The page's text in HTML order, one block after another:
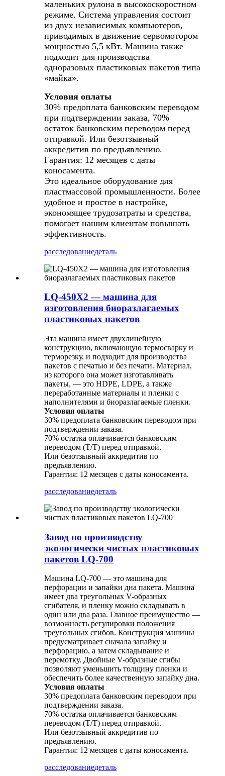
маленьких рулона в высокоскоростном
режиме. Система управления состоит
из двух независимых компьютеров,
приводимых в движение сервомотором
мощностью 5,5 кВт. Машина также
подходит для производства
одноразовых пластиковых пакетов типа
«майка».
Условия оплаты
30% предоплата банковским переводом
при подтверждении заказа, 70%
остаток банковским переводом перед
отправкой. Или безотзывный
аккредитив по предъявлению.
Гарантия: 12 месяцев с даты
коносамента.
Это идеальное оборудование для
пластмассовой промышленности. Более
удобное и простое в настройке,
экономящее трудозатраты и средства,
помогает нашим клиентам повышать
эффективность.
расследованиедеталь
LQ-450X2 — машина для
изготовления биоразлагаемых
пластиковых пакетов
Эта машина имеет двухлинейную
конструкцию, включающую термосварку и
терморезку, и подходит для производства
пакетов с печатью и без печати. ​​Материал,
из которого она может изготавливать
пакеты, — это HDPE, LDPE, а также
переработанные материалы и пленки с
наполнителями и биоразлагаемые пленки.
Условия оплаты
30% предоплата банковским переводом при
подтверждении заказа.
70% остатка оплачивается банковским
переводом (T/T) перед отправкой.
Или безотзывный аккредитив по
предъявлению.
Гарантия: 12 месяцев с даты коносамента.
расследованиедеталь
Завод по производству
экологически чистых пластиковых
пакетов LQ-700
Машина LQ-700 — это машина для
перфорации и запайки дна пакета. Машина
имеет два треугольных V-образных
сгибателя, и пленку можно складывать в
один или два раза. Главное преимущество —
возможность регулировки положения
треугольных сгибов. Конструкция машины
предусматривает сначала запайку и
перфорацию, а затем складывание и
перемотку. Двойные V-образные сгибы
позволяют уменьшить толщину пленки и
обеспечить более качественную запайку дна.
Условия оплаты
30% предоплата банковским переводом при
подтверждении заказа.
70% остатка оплачивается банковским
переводом (T/T) перед отправкой.
Или безотзывный аккредитив по
предъявлению.
Гарантия: 12 месяцев с даты коносамента.
расследованиедеталь